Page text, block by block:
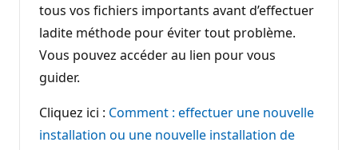
tous vos fichiers importants avant d’effectuer
ladite méthode pour éviter tout problème.
Vous pouvez accéder au lien pour vous
guider.
Cliquez ici : Comment : effectuer une nouvelle
installation ou une nouvelle installation de